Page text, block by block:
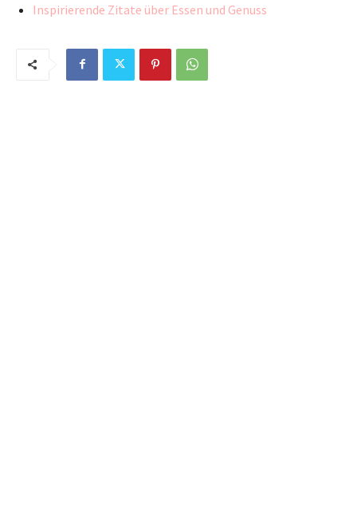
Inspirierende Zitate über Essen und Genuss